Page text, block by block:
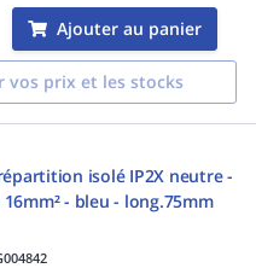
Ajouter au panier
vos prix et les stocks
isolé IP2X neutre -
16mm² - bleu - long.75mm